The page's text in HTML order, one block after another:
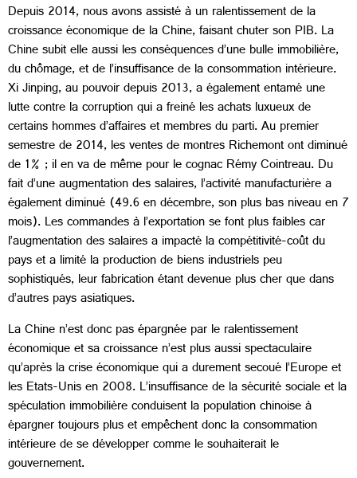
Depuis 2014, nous avons assisté à un ralentissement de la
croissance économique de la Chine, faisant chuter son PIB. La
Chine subit elle aussi les conséquences d’une bulle immobilière,
du chômage, et de l’insuffisance de la consommation intérieure.
Xi Jinping, au pouvoir depuis 2013, a également entamé une
lutte contre la corruption qui a freiné les achats luxueux de
certains hommes d’affaires et membres du parti. Au premier
semestre de 2014, les ventes de montres Richemont ont diminué
de 1% ; il en va de même pour le cognac Rémy Cointreau. Du
fait d’une augmentation des salaires, l’activité manufacturière a
également diminué (49.6 en décembre, son plus bas niveau en 7
mois). Les commandes à l’exportation se font plus faibles car
l’augmentation des salaires a impacté la compétitivité-coût du
pays et a limité la production de biens industriels peu
sophistiqués, leur fabrication étant devenue plus cher que dans
d’autres pays asiatiques.
La Chine n’est donc pas épargnée par le ralentissement
économique et sa croissance n’est plus aussi spectaculaire
qu’après la crise économique qui a durement secoué l’Europe et
les Etats-Unis en 2008. L’insuffisance de la sécurité sociale et la
spéculation immobilière conduisent la population chinoise à
épargner toujours plus et empêchent donc la consommation
intérieure de se développer comme le souhaiterait le
gouvernement.